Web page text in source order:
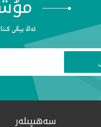
ئەڭ يېڭى
سەھىپىلەر